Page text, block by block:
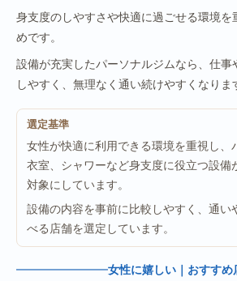
身支度のしやすさや快適に過ごせる環境を
めです。
設備が充実したパーソナルジムなら、仕事
しやすく、無理なく通い続けやすくなりま
選定基準
女性が快適に利用できる環境を重視し、
衣室、シャワーなど身支度に役立つ設備
対象にしています。
設備の内容を事前に比較しやすく、通い
べる店舗を選定しています。
女性に嬉しい｜おすすめ